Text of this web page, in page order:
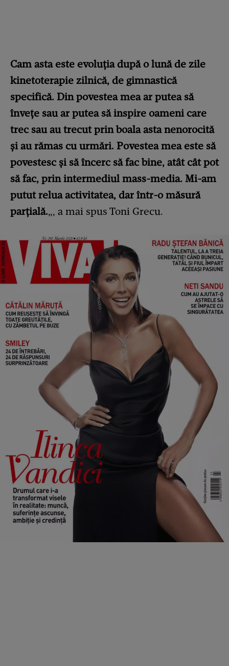
Cam asta este evoluţia după o lună de zile
kinetoterapie zilnică, de gimnastică
specifică. Din povestea mea ar putea să
înveţe sau ar putea să inspire oameni care
trec sau au trecut prin boala asta nenorocită
şi au rămas cu urmări. Povestea mea este să
povestesc şi să încerc să fac bine, atât cât pot
să fac, prin intermediul mass-media. Mi-am
putut relua activitatea, dar într-o măsură
parţială.„, a mai spus Toni Grecu.